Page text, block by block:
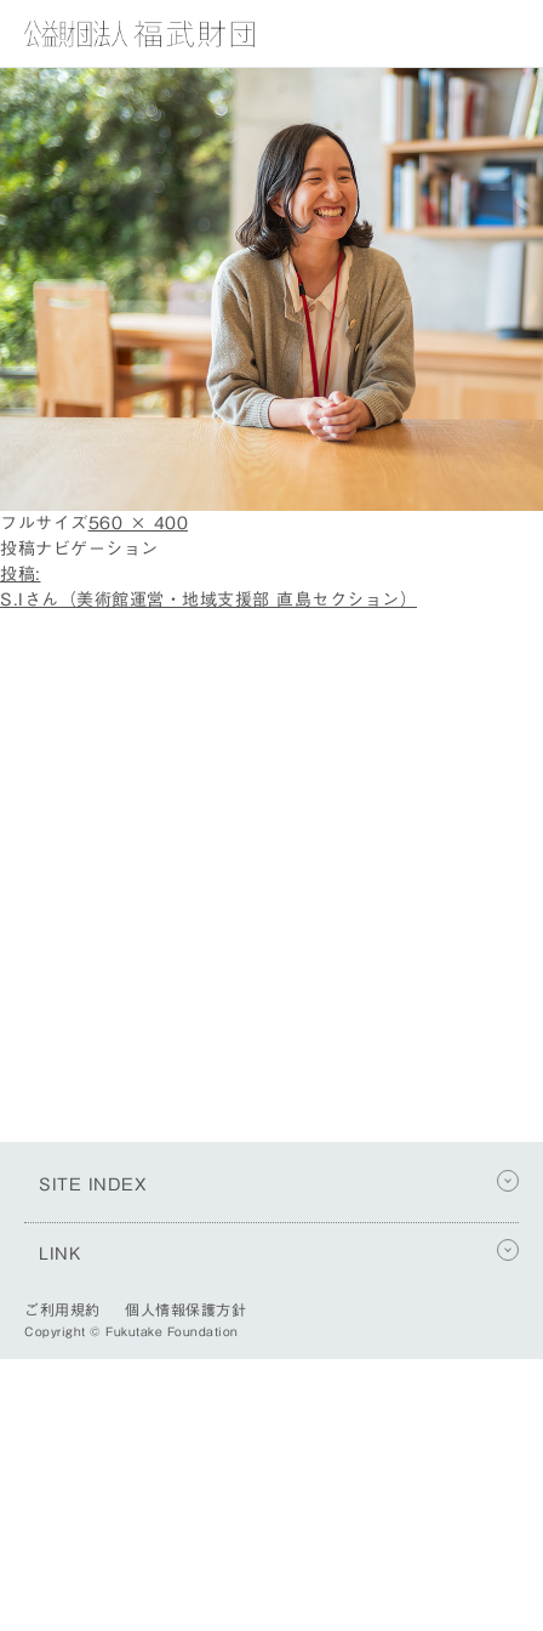
フルサイズ560 × 400
投稿ナビゲーション
投稿:
S.Iさん（美術館運営・地域支援部 直島セクション）
SITE INDEX
LINK
ご利用規約 個人情報保護方針
Copyright © Fukutake Foundation